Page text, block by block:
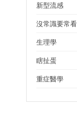
新型流感
沒常識要常
生理學
瞎扯蛋
重症醫學